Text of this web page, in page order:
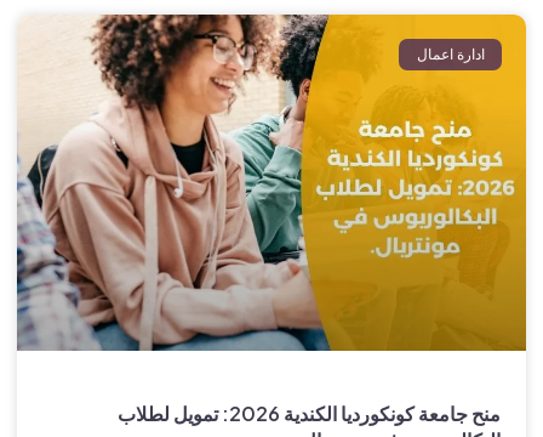
ادارة اعمال
منح جامعة كونكورديا الكندية 2026: تمويل لطلاب